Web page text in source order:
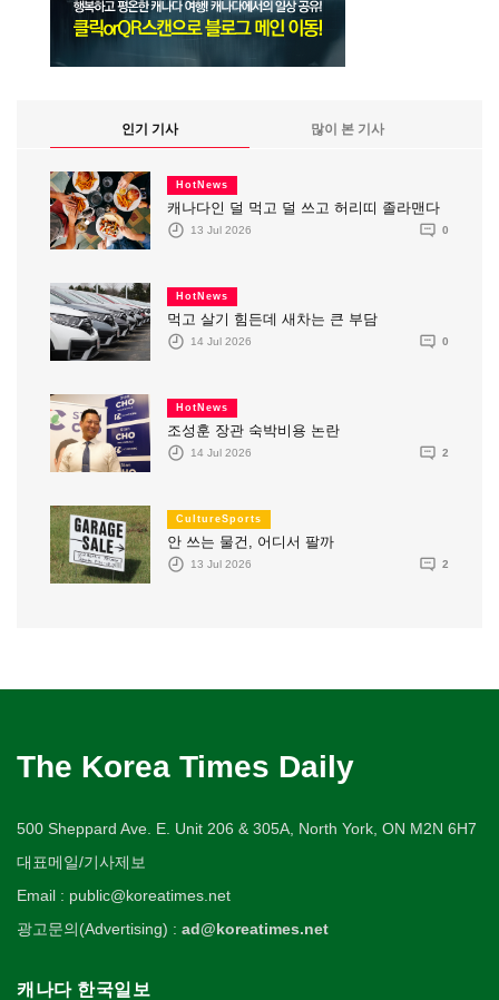
인기 기사 많이 본 기사
HotNews
캐나다인 덜 먹고 덜 쓰고 허리띠 졸라맨다
13 Jul 2026 0
HotNews
먹고 살기 힘든데 새차는 큰 부담
14 Jul 2026 0
HotNews
조성훈 장관 숙박비용 논란
14 Jul 2026 2
CultureSports
안 쓰는 물건, 어디서 팔까
13 Jul 2026 2
The Korea Times Daily
500 Sheppard Ave. E. Unit 206 & 305A, North York, ON M2N 6H7
대표메일/기사제보
Email : public@koreatimes.net
광고문의(Advertising) : ad@koreatimes.net
캐나다 한국일보